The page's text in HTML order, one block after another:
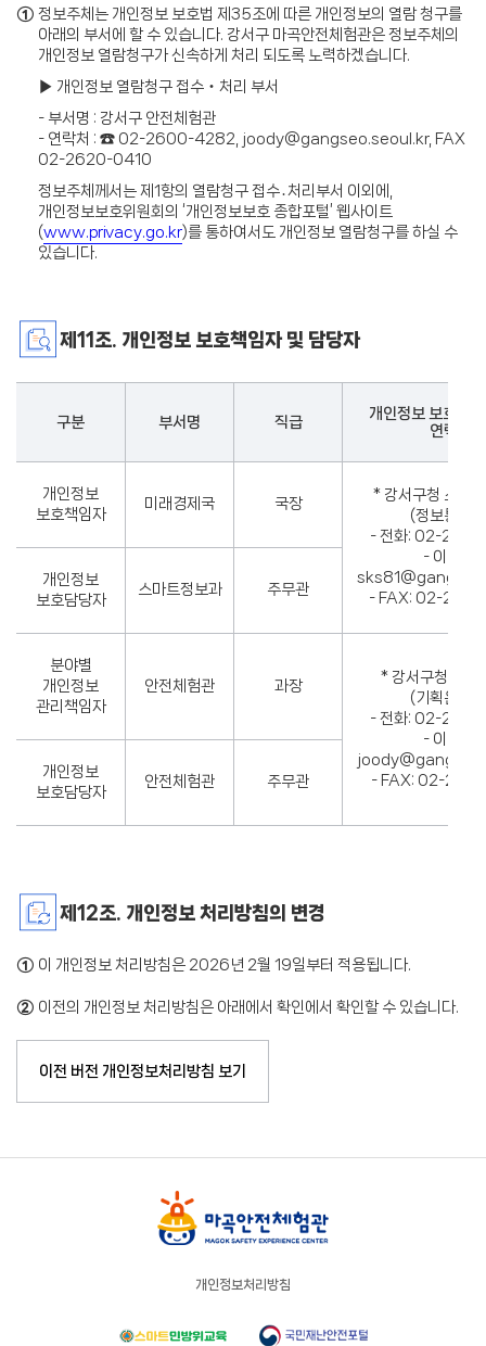
① 정보주체는 개인정보 보호법 제35조에 따른 개인정보의 열람 청구를
아래의 부서에 할 수 있습니다. 강서구 마곡안전체험관은 정보주체의
개인정보 열람청구가 신속하게 처리 되도록 노력하겠습니다.
▶ 개인정보 열람청구 접수‧처리 부서
- 부서명 : 강서구 안전체험관
- 연락처 : ☎ 02-2600-4282, joody@gangseo.seoul.kr, FAX
02-2620-0410
정보주체께서는 제1항의 열람청구 접수․처리부서 이외에,
개인정보보호위원회의 ‘개인정보보호 종합포털’ 웹사이트
(www.privacy.go.kr)를 통하여서도 개인정보 열람청구를 하실 수
있습니다.
제11조. 개인정보 보호책임자 및 담당자
구분 부서명 직급
개인정보 보호 감
연락처
개인정보
보호책임자
미래경제국 국장
* 강서구청 스마
(정보통신
- 전화: 02-
- 이메일:
- FAX: 02-
개인정보
보호담당자
스마트정보과 주무관
분야별
개인정보
관리책임자
안전체험관 과장
* 강서구청 안전
(기획운영
- 전화: 02-
- 이메일:
- FAX: 02-
개인정보
보호담당자
안전체험관 주무관
제12조. 개인정보 처리방침의 변경
① 이 개인정보 처리방침은 2026년 2월 19일부터 적용됩니다.
② 이전의 개인정보 처리방침은 아래에서 확인에서 확인할 수 있습니다.
이전 버전 개인정보처리방침 보기
개인정보처리방침